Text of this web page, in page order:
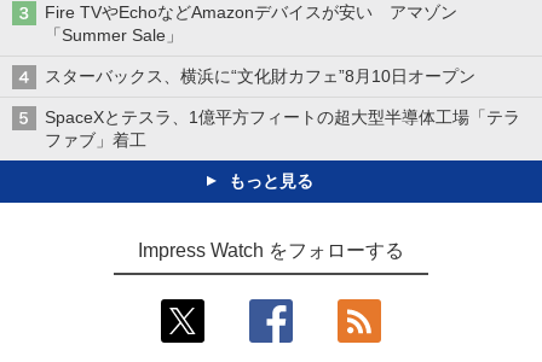
Fire TVやEchoなどAmazonデバイスが安い アマゾン
「Summer Sale」
スターバックス、横浜に“文化財カフェ”8月10日オープン
SpaceXとテスラ、1億平方フィートの超大型半導体工場「テラ
ファブ」着工
もっと見る
Impress Watch をフォローする